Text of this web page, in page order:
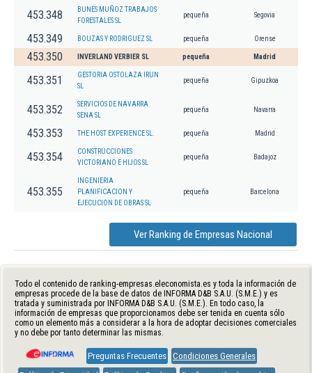
453.348
BUNES MUÑOZ TRABAJOS
FORESTALES SL
pequeña Segovia
453.349 BOUZAS Y RODRIGUEZ SL pequeña Orense
453.350 INVERLAND VERBIER SL pequeña Madrid
453.351
GESTORIA OSTOLAZA IRUN
SL
pequeña Gipuzkoa
453.352
SERVICIOS DE NAVARRA
SENA SL
pequeña Navarra
453.353 THE HOST EXPERIENCE SL. pequeña Madrid
453.354
CONSTRUCCIONES
VICTORIANO E HIJOS SL
pequeña Badajoz
453.355
INGENIERIA
PLANIFICACION Y
EJECUCION DE OBRAS SL
pequeña Barcelona
Ver Ranking de Empresas Nacional
Todo el contenido de ranking-empresas.eleconomista.es y toda la información de
empresas procede de la base de datos de INFORMA D&B S.A.U. (S.M.E.) y es
tratada y suministrada por INFORMA D&B S.A.U. (S.M.E.). En todo caso, la
información de empresas que proporcionamos debe ser tenida en cuenta sólo
como un elemento más a considerar a la hora de adoptar decisiones comerciales
y no debe por tanto determinar las mismas.
Preguntas Frecuentes Condiciones Generales